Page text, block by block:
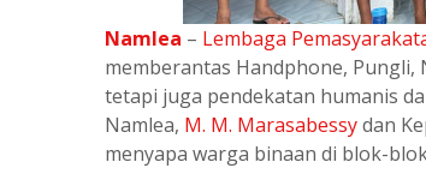
Namlea – Lembaga
memberantas Handphone,
tetapi juga pendekatan humanis
Namlea, M. M. Marasabessydan
menyapa warga binaan di blok-